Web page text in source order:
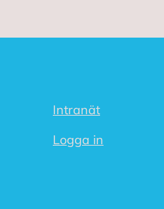
Intranät
Logga in